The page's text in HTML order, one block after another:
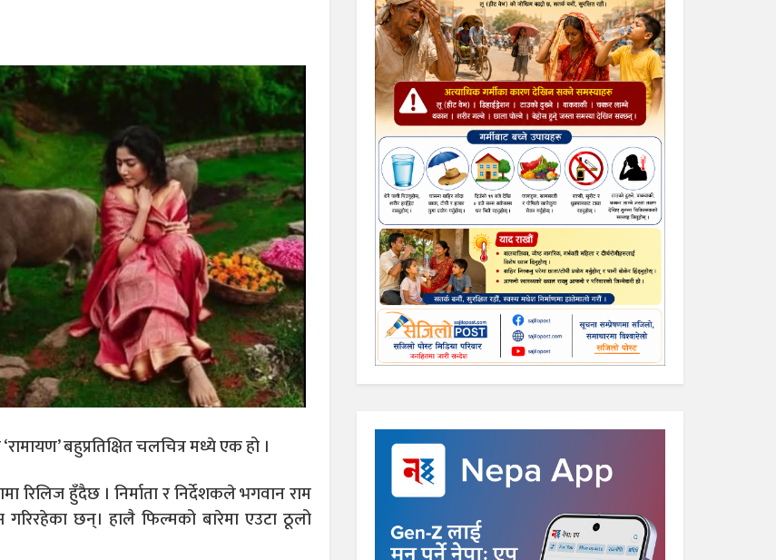
बहुप्रतिक्षित चलचित्र मध्ये एक हो ।
रिलिज हुँदैछ । निर्माता र निर्देशकले भगवान राम
छन्। हालै फिल्मको बारेमा एउटा ठूलो